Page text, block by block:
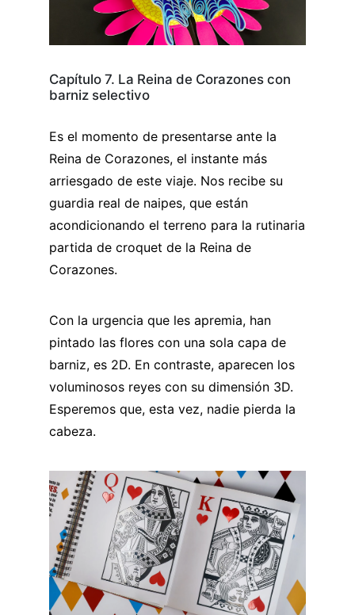
Capítulo 7. La Reina de Corazones con
barniz selectivo
Es el momento de presentarse ante la
Reina de Corazones, el instante más
arriesgado de este viaje. Nos recibe su
guardia real de naipes, que están
acondicionando el terreno para la rutinaria
partida de croquet de la Reina de
Corazones.
Con la urgencia que les apremia, han
pintado las flores con una sola capa de
barniz, es 2D. En contraste, aparecen los
voluminosos reyes con su dimensión 3D.
Esperemos que, esta vez, nadie pierda la
cabeza.